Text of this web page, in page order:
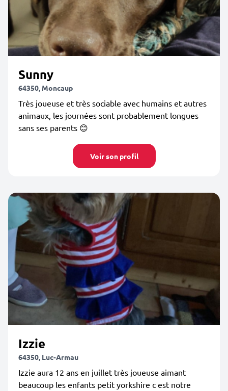
Sunny
64350, Moncaup
Très joueuse et très sociable avec humains et autres
animaux, les journées sont probablement longues
sans ses parents 😊
Voir son profil
Izzie
64350, Luc-Armau
Izzie aura 12 ans en juillet très joueuse aimant
beaucoup les enfants petit yorkshire c est notre